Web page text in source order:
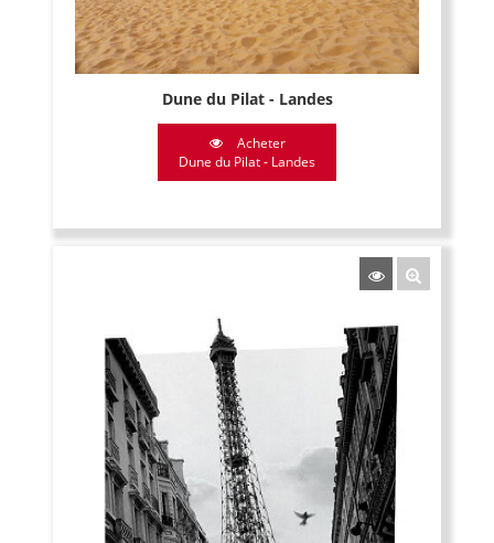
Dune du Pilat - Landes
Acheter
Dune du Pilat - Landes